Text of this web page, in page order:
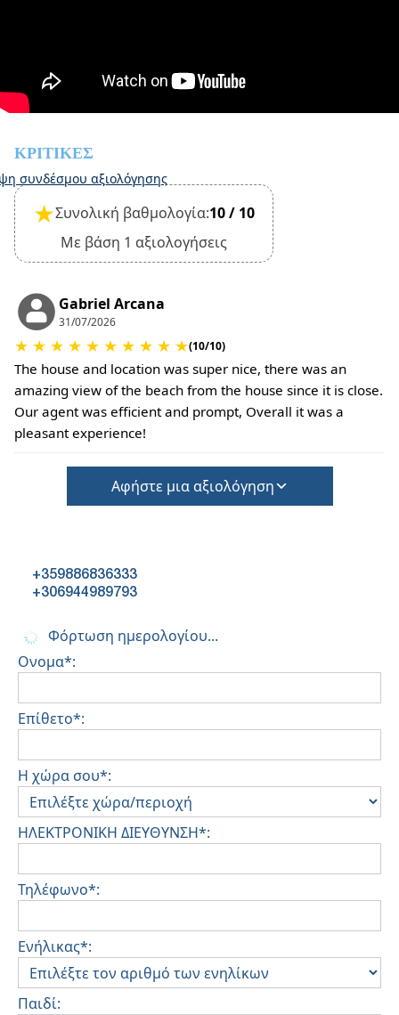
από το τέλος διαμονής – 10€ ανά διανυκτέρευση
Αυτό το κατάλυμα δεν απαιτεί εγγύηση ζημιών κατά το
Ωστόσο, το check out μπορεί να ολοκληρωθεί μόνο
μετά από έλεγχο της γενικής κατάστασης του σπιτιού
Το κατάλυμα είναι φιλικό για μικρά κατοικίδια και
πρέπει να επιβεβαιωθεί κατά την κράτηση
(θα απαιτηθούν επιπλέον χρεώσεις για το τέλος
καθαρισμού και την εγγύηση ζημιών)
ΚΡΙΤΙΚΈΣ
συνδέσμου αξιολόγησης
★Συνολική βαθμολογία:10 / 10
Με βάση 1 αξιολογήσεις
Gabriel Arcana
31/07/2026
★ ★ ★ ★ ★ ★ ★ ★ ★ ★(10/10)
The house and location was super nice, there was an
amazing view of the beach from the house since it is close.
Our agent was efficient and prompt, Overall it was a
pleasant experience!
Αφήστε μια αξιολόγηση
+359886836333
+306944989793
Φόρτωση ημερολογίου...
Ονομα*:
Επίθετο*:
Η χώρα σου*:
ΗΛΕΚΤΡΟΝΙΚΗ ΔΙΕΥΘΥΝΣΗ*:
Τηλέφωνο*:
Ενήλικας*:
Παιδί: